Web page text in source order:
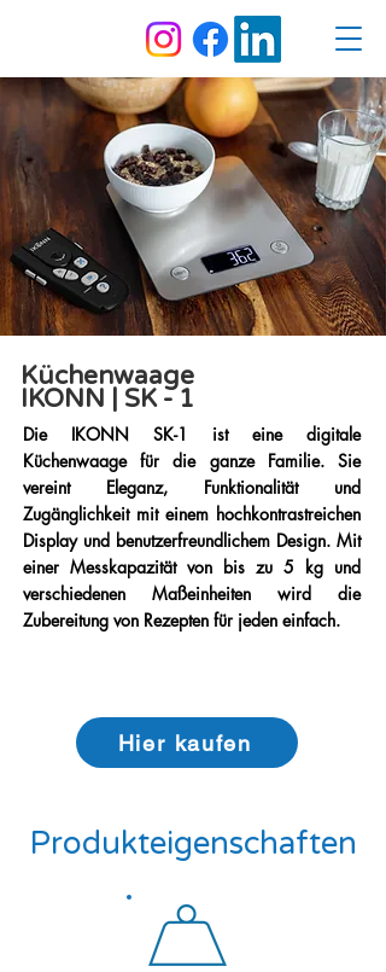
Küchenwaage
IKONN | SK - 1
Die IKONN SK-1 ist eine digitale
Küchenwaage für die ganze Familie. Sie
vereint Eleganz, Funktionalität und
Zugänglichkeit mit einem hochkontrastreichen
Display und benutzerfreundlichem Design. Mit
einer Messkapazität von bis zu 5 kg und
verschiedenen Maßeinheiten wird die
Zubereitung von Rezepten für jeden einfach.
Hier kaufen
Produkteigenschaften